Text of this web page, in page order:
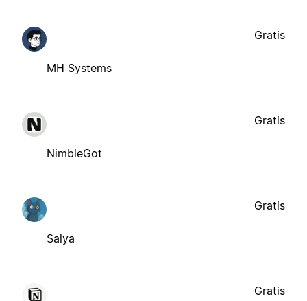
MH Systems
Gratis
NimbleGot
Gratis
Salya
Gratis
Gratis